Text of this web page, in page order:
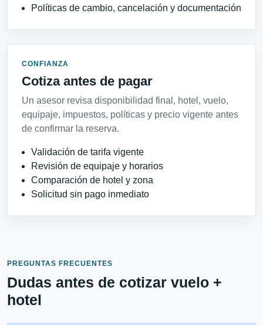
Políticas de cambio, cancelación y documentación
CONFIANZA
Cotiza antes de pagar
Un asesor revisa disponibilidad final, hotel, vuelo,
equipaje, impuestos, políticas y precio vigente antes
de confirmar la reserva.
Validación de tarifa vigente
Revisión de equipaje y horarios
Comparación de hotel y zona
Solicitud sin pago inmediato
PREGUNTAS FRECUENTES
Dudas antes de cotizar vuelo +
hotel